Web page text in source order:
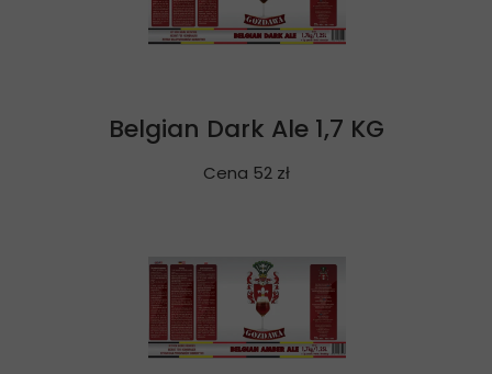
Belgian Dark Ale 1,7 KG
Cena 52 zł